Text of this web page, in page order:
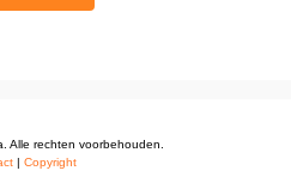
Alle rechten voorbehouden.
| Copyright